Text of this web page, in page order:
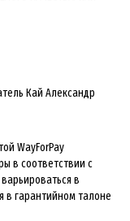
Кай Александр
WayForPay
в соответствии с
в
в гарантийном талоне